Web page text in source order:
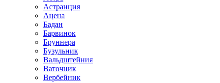
Астранция
Ацена
Бадан
Барвинок
Бруннера
Бузульник
Вальдштейния
Ваточник
Вербейник